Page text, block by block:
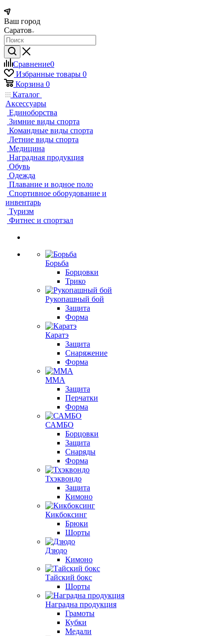
Ваш город
Саратов
Сравнение0
Избранные товары 0
Корзина 0
Каталог
Аксессуары
Единоборства
Зимние виды спорта
Командные виды спорта
Летние виды спорта
Медицина
Наградная продукция
Обувь
Одежда
Плавание и водное поло
Спортивное оборудование и
инвентарь
Туризм
Фитнес и спортзал
Борьба
Борцовки
Трико
Рукопашный бой
Защита
Форма
Каратэ
Защита
Снаряжение
Форма
ММА
Защита
Перчатки
Форма
САМБО
Борцовки
Защита
Снаряды
Форма
Тхэквондо
Защита
Кимоно
Кикбоксинг
Брюки
Шорты
Дзюдо
Кимоно
Тайский бокс
Шорты
Наградна продукция
Грамоты
Кубки
Медали